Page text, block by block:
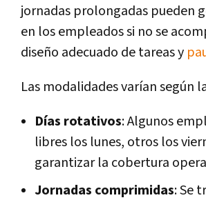
jornadas prolongadas pueden
en los empleados si no se
diseño adecuado de tareas y
Las modalidades varían según
Días rotativos: Algunos
libres los lunes, otros los
garantizar la cobertura
Jornadas comprimidas: Se